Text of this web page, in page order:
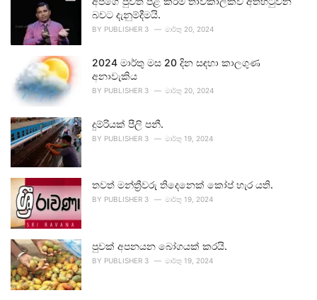
බවට දැනුම්දීමයි.
BY PUBLISHER 3 මාර්තු 20, 2024
2024 මාර්තු මස 20 දින සඳහා කාලගුණ
අනාවැකිය
BY PUBLISHER 3 මාර්තු 20, 2024
දුම්රියක් පීලි පනී.
BY PUBLISHER 3 මාර්තු 19, 2024
තවත් මන්ත්‍රීවරු තිදෙනෙක් කෝප් හැර යති.
BY PUBLISHER 3 මාර්තු 19, 2024
පුවක් අපනයන බෝගයක් කරයි.
BY PUBLISHER 3 මාර්තු 19, 2024